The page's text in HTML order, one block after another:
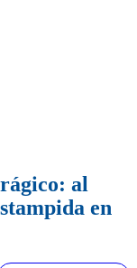
al
en